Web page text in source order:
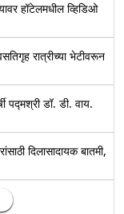
हॉटेलमधील व्हिडिओ
रात्रीच्या भेटीवरून
पद्मश्री डॉ. डी. वाय.
दिलासादायक बातमी,